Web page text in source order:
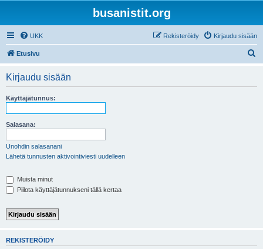
busanistit.org
UKK Kirjaudu sisään
Rekisteröidy
Etusivu
Kirjaudu sisään
Käyttäjätunnus:
Salasana:
Unohdin salasanani
Lähetä tunnusten aktivointiviesti uudelleen
Muista minut
Piilota käyttäjätunnukseni tällä kertaa
REKISTERÖIDY